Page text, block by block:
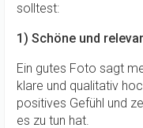
solltest:
1) Schöne und
Ein gutes Foto sagt
klare und qualitativ
positives Gefühl und
es zu tun hat.